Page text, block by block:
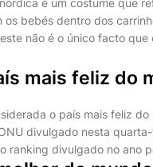
os bebés dentro dos
não é o único facto que
mais feliz do
o país mais feliz
divulgado nesta
ranking divulgado no ano